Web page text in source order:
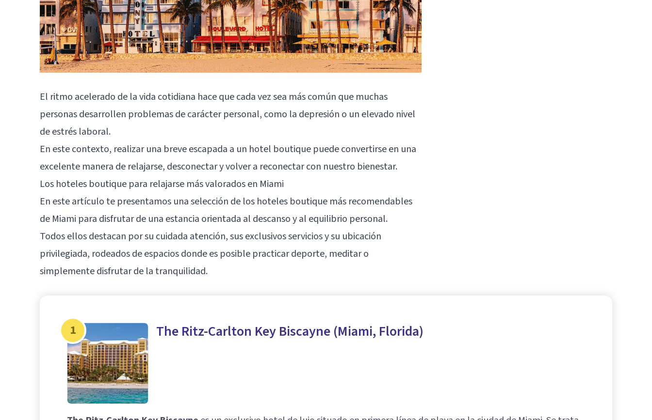
El ritmo acelerado de la vida cotidiana hace que cada vez sea más común que muchas
personas desarrollen problemas de carácter personal, como la depresión o un elevado nivel
de estrés laboral.
En este contexto, realizar una breve escapada a un hotel boutique puede convertirse en una
excelente manera de relajarse, desconectar y volver a reconectar con nuestro bienestar.
Los hoteles boutique para relajarse más valorados en Miami
En este artículo te presentamos una selección de los hoteles boutique más recomendables
de Miami para disfrutar de una estancia orientada al descanso y al equilibrio personal.
Todos ellos destacan por su cuidada atención, sus exclusivos servicios y su ubicación
privilegiada, rodeados de espacios donde es posible practicar deporte, meditar o
simplemente disfrutar de la tranquilidad.
1 The Ritz-Carlton Key Biscayne (Miami, Florida)